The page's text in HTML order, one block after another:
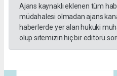
Ajans kaynaklı eklenen tüm
müdahalesi olmadan ajans
haberlerde yer alan hukuki
olup sitemizin hiç bir editörü